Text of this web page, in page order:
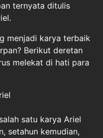
ternyata ditulis
menjadi karya terbaik
Berikut deretan
melekat di hati para
satu karya Ariel
setahun kemudian,